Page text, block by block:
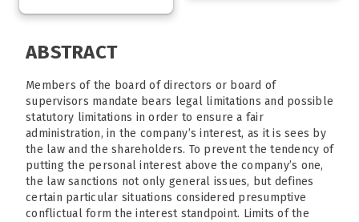
ABSTRACT
Members of the board of directors or board of
supervisors mandate bears legal limitations and possible
statutory limitations in order to ensure a fair
administration, in the company’s interest, as it is sees by
the law and the shareholders. To prevent the tendency of
putting the personal interest above the company’s one,
the law sanctions not only general issues, but defines
certain particular situations considered presumptive
conflictual form the interest standpoint. Limits of the